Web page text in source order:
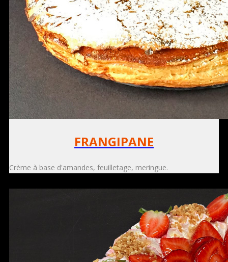
FRANGIPANE
Crème à base d'amandes, feuilletage, meringue.